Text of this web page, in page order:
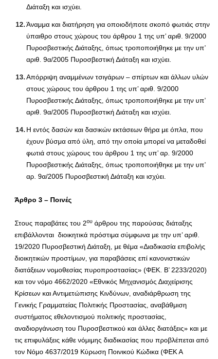
Διάταξη και ισχύει.
Άναμμα και διατήρηση για οποιοδήποτε σκοπό φωτιάς στην
ύπαιθρο στους χώρους του άρθρου 1 της υπ’ αριθ. 9/2000
Πυροσβεστικής Διάταξης, όπως τροποποιήθηκε με την υπ’
αριθ. 9α/2005 Πυροσβεστική Διάταξη και ισχύει.
Απόρριψη αναμμένων τσιγάρων – σπίρτων και άλλων υλών
στους χώρους του άρθρου 1 της υπ’ αριθ. 9/2000
Πυροσβεστικής Διάταξης, όπως τροποποιήθηκε με την υπ’
αριθ. 9α/2005 Πυροσβεστική Διάταξη και ισχύει.
Η εντός δασών και δασικών εκτάσεων θήρα με όπλα, που
έχουν βύσμα από ύλη, από την οποία μπορεί να μεταδοθεί
φωτιά στους χώρους του άρθρου 1 της υπ’ αρ. 9/2000
Πυροσβεστικής Διάταξης, όπως τροποποιήθηκε με την υπ’
αρ. 9α/2005 Πυροσβεστική Διάταξη και ισχύει.
Άρθρο 3 – Ποινές
Στους παραβάτες του 2ου άρθρου της παρούσας διάταξης
επιβάλλονται διοικητικά πρόστιμα σύμφωνα με την υπ’ αριθ.
19/2020 Πυροσβεστική Διάταξη, με θέμα «Διαδικασία επιβολής
διοικητικών προστίμων, για παραβάσεις επί κανονιστικών
διατάξεων νομοθεσίας πυροπροστασίας» (ΦΕΚ. Β’ 2233/2020)
και τον νόμο 4662/2020 «Εθνικός Μηχανισμός Διαχείρισης
Κρίσεων και Αντιμετώπισης Κινδύνων, αναδιάρθρωση της
Γενικής Γραμματείας Πολιτικής Προστασίας, αναβάθμιση
συστήματος εθελοντισμού πολιτικής προστασίας,
αναδιοργάνωση του Πυροσβεστικού και άλλες διατάξεις» και με
τις επιφυλάξεις κάθε νόμιμης διαδικασίας που προβλέπεται από
τον Νόμο 4637/2019 Κύρωση Ποινικού Κώδικα (ΦΕΚ Α